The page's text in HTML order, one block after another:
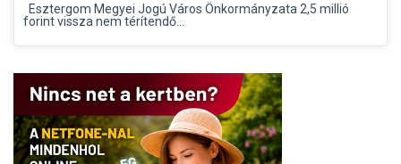
Esztergom Megyei Jogú Város Önkormányzata 2,5 millió
forint vissza nem térítendő...